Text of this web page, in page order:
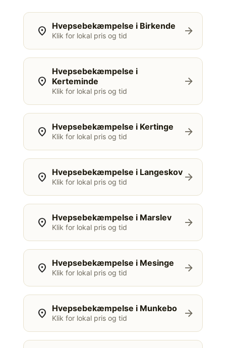
location_on Hvepsebekæmpelse i Birkende
Klik for lokal pris og tid arrow_forward
location_on
Hvepsebekæmpelse i
Kerteminde
Klik for lokal pris og tid
arrow_forward
location_on Hvepsebekæmpelse i Kertinge
Klik for lokal pris og tid arrow_forward
location_on Hvepsebekæmpelse i Langeskov
Klik for lokal pris og tid arrow_forward
location_on Hvepsebekæmpelse i Marslev
Klik for lokal pris og tid arrow_forward
location_on Hvepsebekæmpelse i Mesinge
Klik for lokal pris og tid arrow_forward
location_on Hvepsebekæmpelse i Munkebo
Klik for lokal pris og tid arrow_forward